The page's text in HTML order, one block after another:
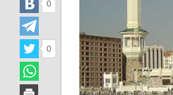
0
0